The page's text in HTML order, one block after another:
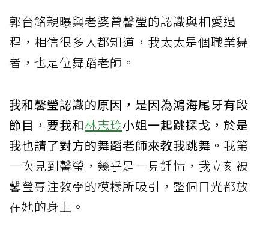
郭台銘親曝與老婆曾馨瑩的認識與相愛過
程，相信很多人都知道，我太太是個職業舞
者，也是位舞蹈老師。
我和馨瑩認識的原因，是因為鴻海尾牙有段
節目，要我和林志玲小姐一起跳探戈，於是
我也請了對方的舞蹈老師來教我跳舞。 我第
一次見到馨瑩，幾乎是一見鍾情，我立刻被
馨瑩專注教學的模樣所吸引，整個目光都放
在她的身上。